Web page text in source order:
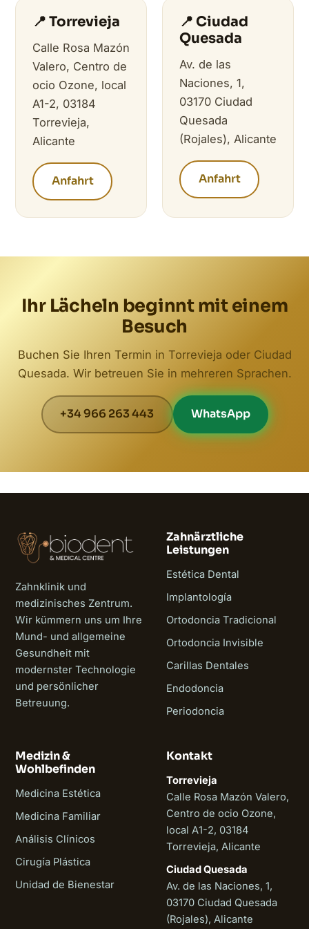
📍 Torrevieja
Calle Rosa Mazón
Valero, Centro de
ocio Ozone, local
A1-2, 03184
Torrevieja,
Alicante
Anfahrt
📍 Ciudad
Quesada
Av. de las
Naciones, 1,
03170 Ciudad
Quesada
(Rojales), Alicante
Anfahrt
Ihr Lächeln beginnt mit einem
Besuch
Buchen Sie Ihren Termin in Torrevieja oder Ciudad
Quesada. Wir betreuen Sie in mehreren Sprachen.
+34 966 263 443 WhatsApp
Zahnklinik und
medizinisches Zentrum.
Wir kümmern uns um Ihre
Mund- und allgemeine
Gesundheit mit
modernster Technologie
und persönlicher
Betreuung.
Zahnärztliche
Leistungen
Estética Dental
Implantología
Ortodoncia Tradicional
Ortodoncia Invisible
Carillas Dentales
Endodoncia
Periodoncia
Medizin &
Wohlbefinden
Medicina Estética
Medicina Familiar
Análisis Clínicos
Cirugía Plástica
Unidad de Bienestar
Kontakt
Torrevieja
Calle Rosa Mazón Valero,
Centro de ocio Ozone,
local A1-2, 03184
Torrevieja, Alicante
Ciudad Quesada
Av. de las Naciones, 1,
03170 Ciudad Quesada
(Rojales), Alicante